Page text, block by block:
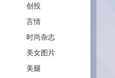
创投
言情
时尚杂志
美女图片
美腿